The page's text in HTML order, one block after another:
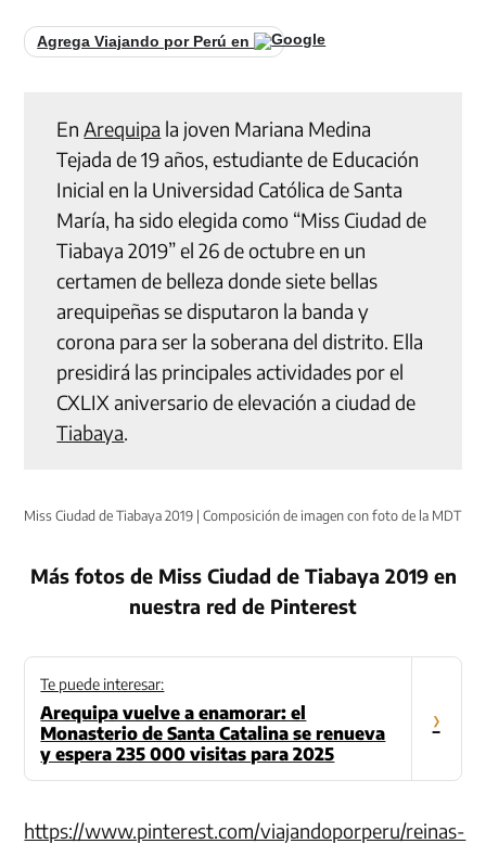
Agrega Viajando por Perú en
En Arequipa la joven Mariana Medina
Tejada de 19 años, estudiante de Educación
Inicial en la Universidad Católica de Santa
María, ha sido elegida como “Miss Ciudad de
Tiabaya 2019” el 26 de octubre en un
certamen de belleza donde siete bellas
arequipeñas se disputaron la banda y
corona para ser la soberana del distrito. Ella
presidirá las principales actividades por el
CXLIX aniversario de elevación a ciudad de
Tiabaya
Miss Ciudad de Tiabaya 2019 | Composición de imagen con foto de la MDT
Más fotos de Miss Ciudad de Tiabaya 2019 en
nuestra red de Pinterest
Te puede interesar:
Arequipa vuelve a enamorar: el
Monasterio de Santa Catalina se renueva
y espera 235 000 visitas para 2025
›
https://www.pinterest.com/viajandoporperu/reinas-